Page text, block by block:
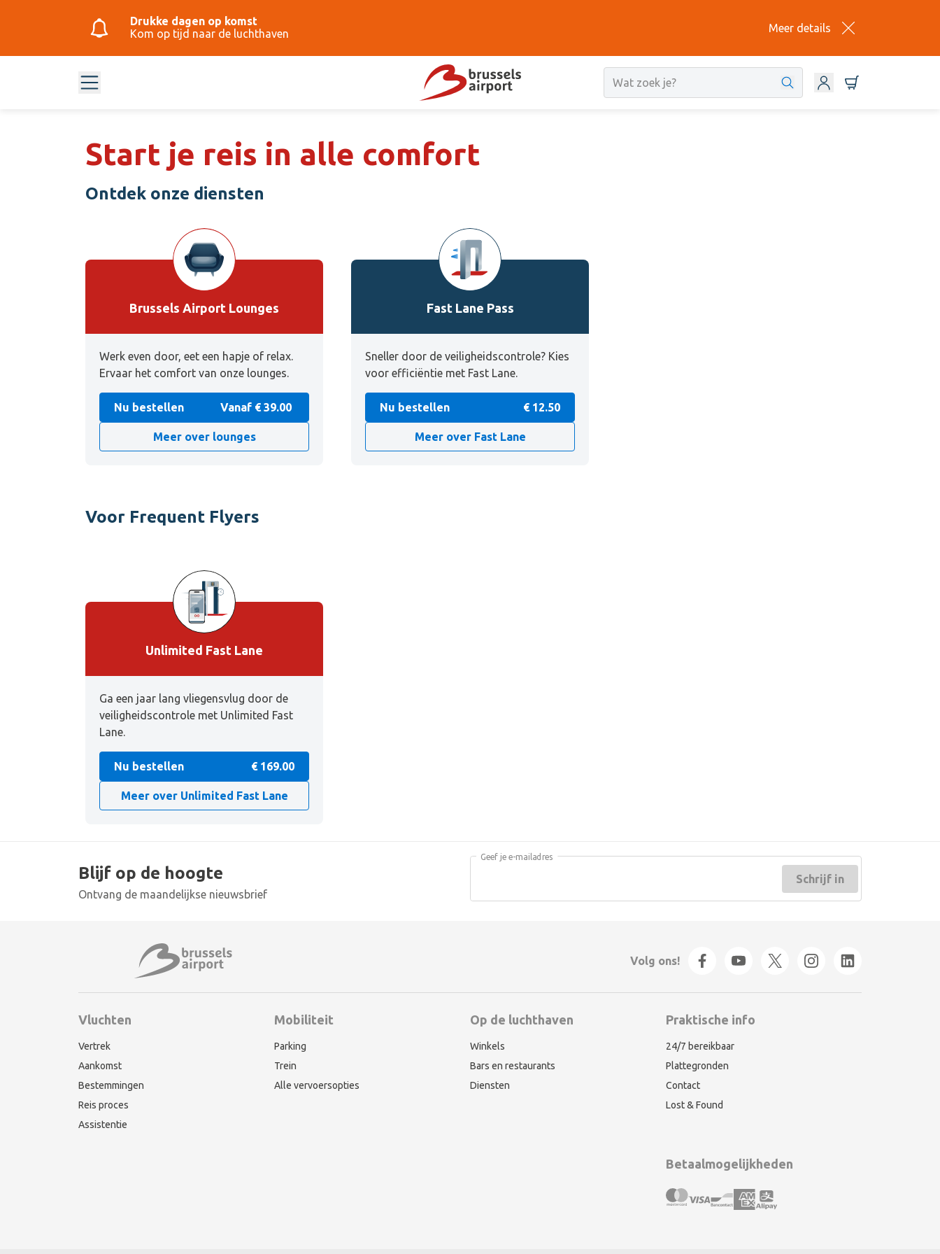
Drukke dagen op komst
Kom op tijd naar de luchthaven
Meer details
Start je reis in alle comfort
Ontdek onze diensten
Brussels Airport Lounges
Werk even door, eet een hapje of relax.
Ervaar het comfort van onze lounges.
Nu bestellen Vanaf € 39.00
Meer over lounges
Fast Lane Pass
Sneller door de veiligheidscontrole? Kies
voor efficiëntie met Fast Lane.
Nu bestellen € 12.50
Meer over Fast Lane
Voor Frequent Flyers
Unlimited Fast Lane
Ga een jaar lang vliegensvlug door de
veiligheidscontrole met Unlimited Fast
Lane.
Nu bestellen € 169.00
Meer over Unlimited Fast Lane